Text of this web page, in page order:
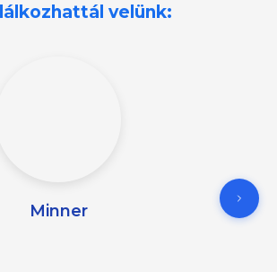
velünk:
Minner